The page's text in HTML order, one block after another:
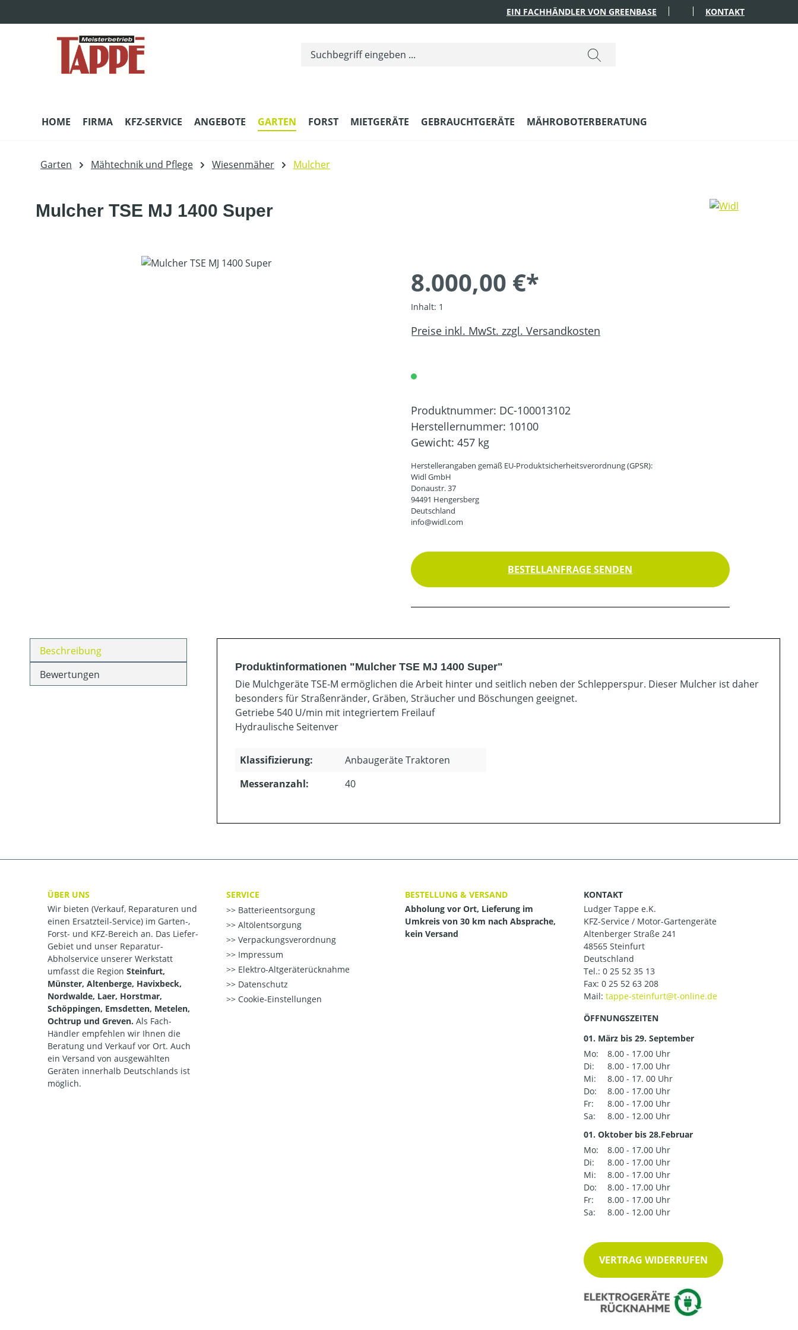
EIN FACHHÄNDLER VON GREENBASE KONTAKT
HOME FIRMA KFZ-SERVICE ANGEBOTE GARTEN FORST MIETGERÄTE GEBRAUCHTGERÄTE MÄHROBOTERBERATUNG
Garten Mähtechnik und Pflege Wiesenmäher Mulcher
Mulcher TSE MJ 1400 Super
Bildergalerie überspringen
8.000,00 €*
Inhalt: 1
Preise inkl. MwSt. zzgl. Versandkosten
Produktnummer: DC-100013102
Herstellernummer: 10100
Gewicht: 457 kg
Herstellerangaben gemäß EU-Produktsicherheitsverordnung (GPSR):
Widl GmbH
Donaustr. 37
94491 Hengersberg
Deutschland
info@widl.com
BESTELLANFRAGE SENDEN
Beschreibung
Bewertungen
Produktinformationen "Mulcher TSE MJ 1400 Super"
Die Mulchgeräte TSE-M ermöglichen die Arbeit hinter und seitlich neben der Schlepperspur. Dieser Mulcher ist daher
besonders für Straßenränder, Gräben, Sträucher und Böschungen geeignet.
Getriebe 540 U/min mit integriertem Freilauf
Hydraulische Seitenver
Klassifizierung:
Anbaugeräte Traktoren
Messeranzahl:
40
ÜBER UNS
Wir bieten (Verkauf, Reparaturen und
einen Ersatzteil-Service) im Garten-,
Forst- und KFZ-Bereich an. Das Liefer-
Gebiet und unser Reparatur-
Abholservice unserer Werkstatt
umfasst die Region Steinfurt,
Münster, Altenberge, Havixbeck,
Nordwalde, Laer, Horstmar,
Schöppingen, Emsdetten, Metelen,
Ochtrup und Greven. Als Fach-
Händler empfehlen wir Ihnen die
Beratung und Verkauf vor Ort. Auch
ein Versand von ausgewählten
Geräten innerhalb Deutschlands ist
möglich.
SERVICE
Batterieentsorgung
Altölentsorgung
Verpackungsverordnung
Impressum
Elektro-Altgeräterücknahme
Datenschutz
Cookie-Einstellungen
BESTELLUNG & VERSAND
Abholung vor Ort, Lieferung im
Umkreis von 30 km nach Absprache,
kein Versand
KONTAKT
Ludger Tappe e.K.
KFZ-Service / Motor-Gartengeräte
Altenberger Straße 241
48565 Steinfurt
Deutschland
Tel.: 0 25 52 35 13
Fax: 0 25 52 63 208
Mail:
ÖFFNUNGSZEITEN
01. März bis 29. September
Mo:
8.00 - 17.00 Uhr
Di:
8.00 - 17.00 Uhr
Mi:
8.00 - 17. 00 Uhr
Do:
8.00 - 17.00 Uhr
Fr:
8.00 - 17.00 Uhr
Sa:
8.00 - 12.00 Uhr
01. Oktober bis 28.Februar
Mo:
8.00 - 17.00 Uhr
Di:
8.00 - 17.00 Uhr
Mi:
8.00 - 17.00 Uhr
Do:
8.00 - 17.00 Uhr
Fr:
8.00 - 17.00 Uhr
Sa:
8.00 - 12.00 Uhr
VERTRAG WIDERRUFEN